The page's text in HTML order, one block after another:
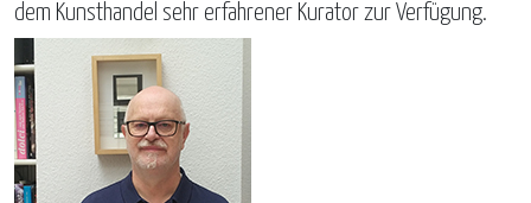
dem Kunsthandel sehr erfahrener Kurator zur Verfügung.